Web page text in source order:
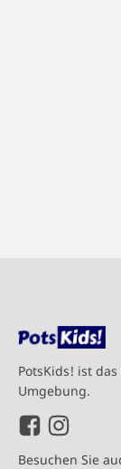
PotsKids! ist das
Umgebung.
Besuchen Sie